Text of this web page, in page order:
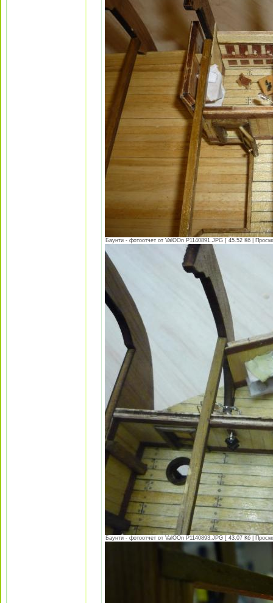
Баунти - фотоотчет от ValOOn P1140891.JPG [ 45.52 Кб |
Баунти - фотоотчет от ValOOn P1140893.JPG [ 43.07 Кб |